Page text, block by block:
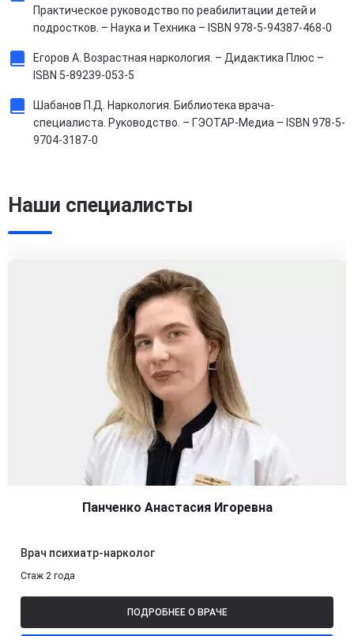
Практическое руководство по реабилитации детей и
подростков. – Наука и Техника – ISBN 978-5-94387-468-0
Егоров А. Возрастная наркология. – Дидактика Плюс –
ISBN 5-89239-053-5
Шабанов П.Д. Наркология. Библиотека врача-
специалиста. Руководство. – ГЭОТАР-Медиа – ISBN 978-5-
9704-3187-0
Наши специалисты
Панченко Анастасия Игоревна
Врач психиатр-нарколог
Стаж 2 года
ПОДРОБНЕЕ О ВРАЧЕ